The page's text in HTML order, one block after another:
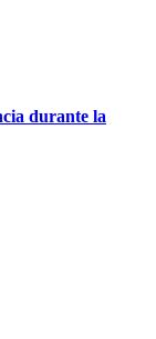
durante la